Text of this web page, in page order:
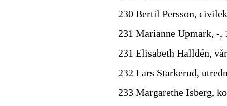
230 Bertil Persson,
231 Marianne Upmark, -,
231 Elisabeth Halldén,
232 Lars Starkerud,
233 Margarethe Isberg,